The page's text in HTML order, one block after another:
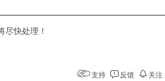
尽快处理！
支持 反馈 关注